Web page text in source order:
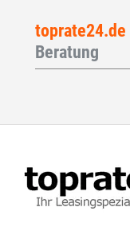
toprate24.de
Beratung